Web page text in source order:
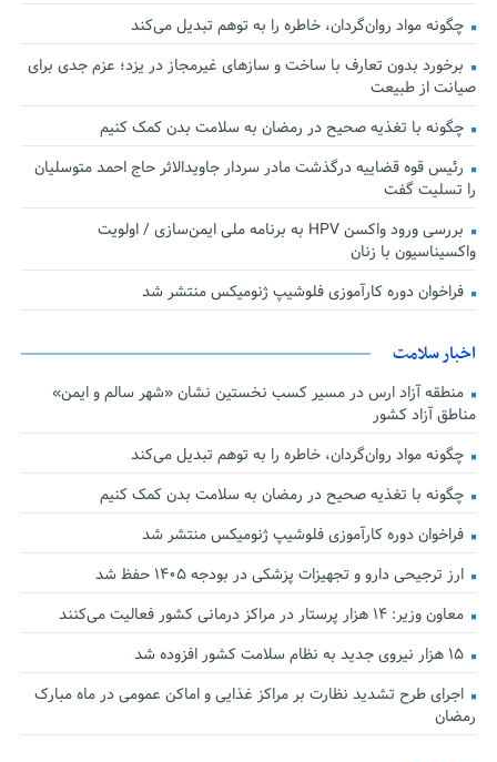
چگونه مواد روان‌گردان، خاطره را به توهم تبدیل می‌کند
برخورد بدون تعارف با ساخت‌ و سازهای غیرمجاز در یزد؛ عزم جدی برای
صیانت از طبیعت
چگونه با تغذیه صحیح در رمضان به سلامت بدن کمک کنیم
رئیس قوه قضاییه درگذشت مادر سردار جاویدالاثر حاج احمد متوسلیان
را تسلیت گفت
بررسی ورود واکسن HPV به برنامه ملی ایمن‌سازی / اولویت
واکسیناسیون با زنان
فراخوان دوره کارآموزی فلوشیپ ژنومیکس منتشر شد
اخبار سلامت
منطقه آزاد ارس در مسیر کسب نخستین نشان «شهر سالم و ایمن»
مناطق آزاد کشور
چگونه مواد روان‌گردان، خاطره را به توهم تبدیل می‌کند
چگونه با تغذیه صحیح در رمضان به سلامت بدن کمک کنیم
فراخوان دوره کارآموزی فلوشیپ ژنومیکس منتشر شد
ارز ترجیحی دارو و تجهیزات پزشکی در بودجه ۱۴۰۵ حفظ شد
معاون وزیر: ۱۴ هزار پرستار در مراکز درمانی کشور فعالیت می‌کنند
۱۵ هزار نیروی جدید به نظام سلامت کشور افزوده شد
اجرای طرح تشدید نظارت بر مراکز غذایی و اماکن عمومی در ماه مبارک
رمضان